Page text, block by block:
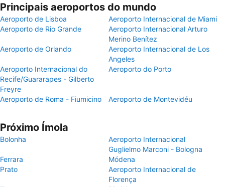
Principais aeroportos do mundo
Aeroporto de Lisboa
Aeroporto Internacional de Miami
Aeroporto de Rio Grande
Aeroporto Internacional Arturo
Merino Benítez
Aeroporto de Orlando
Aeroporto Internacional de Los
Angeles
Aeroporto Internacional do
Recife/Guararapes - Gilberto
Freyre
Aeroporto do Porto
Aeroporto de Roma - Fiumicino Aeroporto de Montevidéu
Próximo Ímola
Bolonha
Aeroporto Internacional
Guglielmo Marconi - Bologna
Ferrara
Módena
Prato
Aeroporto Internacional de
Florença